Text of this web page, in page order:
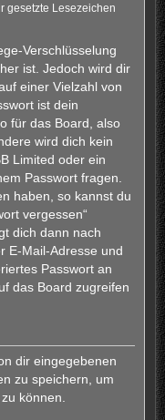
gesetzte Lesezeichen
Verschlüsselung
ist. Jedoch wird dir
einer Vielzahl von
ist dein
für das Board, also
wird dich kein
Limited oder ein
Passwort fragen.
haben, so kannst du
vergessen“
dich dann nach
E-Mail-Adresse und
Passwort an
das Board zugreifen
dir eingegebenen
zu speichern, um
können.